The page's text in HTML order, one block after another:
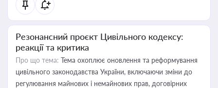
Резонансний проєкт Цивільного кодексу:
реакції та критика
Про що тема: Тема охоплює оновлення та реформування
цивільного законодавства України, включаючи зміни до
регулювання майнових і немайнових прав, договірних